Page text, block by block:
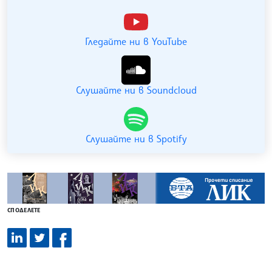
Гледайте ни в YouTube
Слушайте ни в Soundcloud
Слушайте ни в Spotify
СПОДЕЛЕТЕ